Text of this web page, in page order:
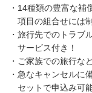
・14種類の豊富な
項目の組合せには
・旅行先でのトラブ
サービス付き！
・ご家族での旅行な
・急なキャンセルに
セットで申込み可